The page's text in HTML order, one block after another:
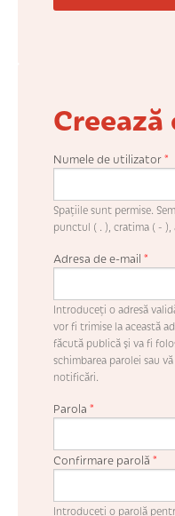
Numele de utilizator*
Spaţiile sunt permise.
punctul ( . ), cratima ( - ),
Adresa de e-mail *
Introduceţi o adresă
vor fi trimise la această
făcută publică şi va fi
schimbarea parolei sau
notificări.
Parola *
Confirmare parolă *
Introduceţi o parolă